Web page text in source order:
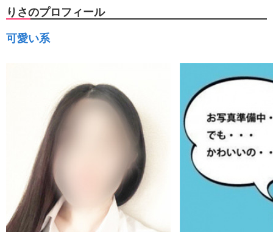
りさのプロフィール
可愛い系